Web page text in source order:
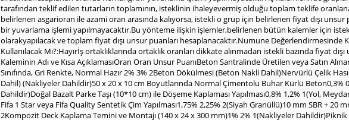
tarafından teklif edilen tutarların toplamının, isteklinin ihaleyevermiş olduğu toplam teklife
belirlenen asgarioran ile azami oran arasında kalıyorsa, istekli o grup için belirlenen fiyat dışı unsur
bir yuvarlama işlemi yapılmayacaktır.Bu yönteme ilişkin işlemler,belirlenen bütün kalemler için
olarakyapılacak ve toplam fiyat dışı unsur puanları hesaplanacaktır.Numune Değerlendirmesinde
Kullanılacak Mı?:Hayırİş ortaklıklarında ortaklık oranları dikkate alınmadan istekli bazında fiyat
Kaleminin Adı ve Kısa AçıklamasıOran Oran Unsur PuanıBeton Santralinde Üretilen veya Satın
Sınıfında, Gri Renkte, Normal Hazır 2% 3% 2Beton Dökülmesi (Beton Nakli Dahil)Nervürlü Çelik
Dahil) (Nakliyeler Dahildir)50 x 20 x 10 cm Boyutlarında Normal Çimentolu Buhar Kürlü Beton0,3%
Dahildir)Doğal Bazalt Parke Taşı (10*10 cm) ile Döşeme Kaplaması Yapılması0,8% 1,2% 1(Yol,
Fifa 1 Star veya Fifa Quality Sentetik Çim Yapılması1,75% 2,25% 2(Siyah Granüllü)10 mm SBR + 20
2Kompozit Deck Kaplama Temini ve Montajı (140 x 24 x 300 mm)1% 2% 1(Nakliyeler Dahildir)Piknik